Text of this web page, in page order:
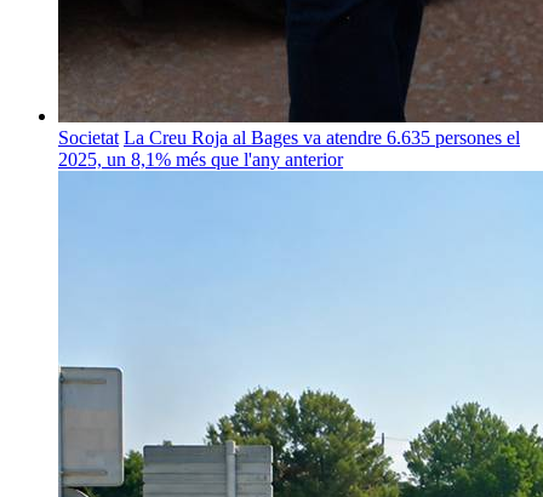
Societat La Creu Roja al Bages va atendre 6.635 persones el
2025, un 8,1% més que l'any anterior